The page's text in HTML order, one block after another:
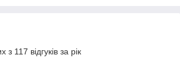
антикварный магазин, книжный
виникають одна за одною :)
з 117 відгуків за рік